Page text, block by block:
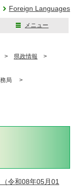
Foreign Languages
メニュー
> 県政情報 >
務局 >
（令和08年05月01